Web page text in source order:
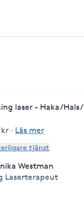
laser - Haka/Hals/
kr · Läs mer
tjänst
Westman
Laserterapeut